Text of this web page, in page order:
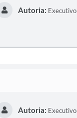
Autoria: Executivo
Autoria: Executivo